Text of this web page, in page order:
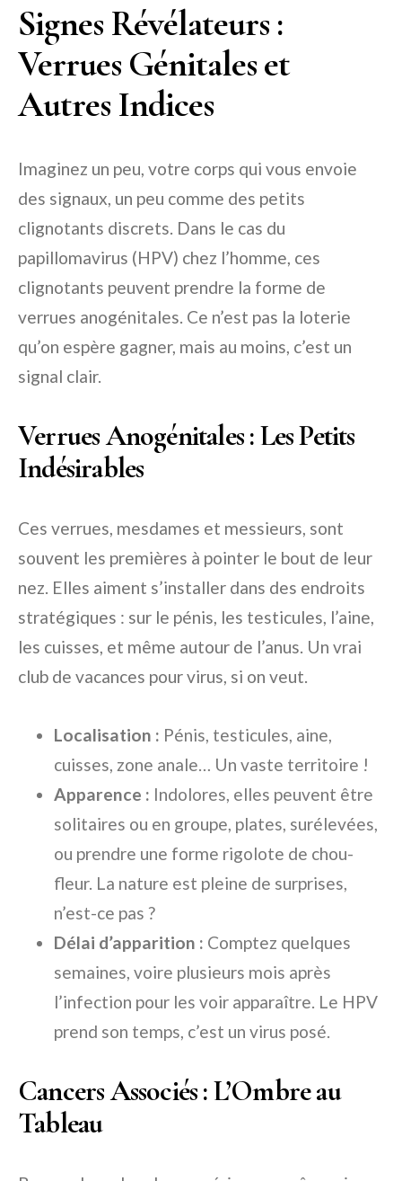
Signes Révélateurs :
Verrues Génitales et
Autres Indices
Imaginez un peu, votre corps qui vous envoie
des signaux, un peu comme des petits
clignotants discrets. Dans le cas du
papillomavirus (HPV) chez l’homme, ces
clignotants peuvent prendre la forme de
verrues anogénitales. Ce n’est pas la loterie
qu’on espère gagner, mais au moins, c’est un
signal clair.
Verrues Anogénitales : Les Petits
Indésirables
Ces verrues, mesdames et messieurs, sont
souvent les premières à pointer le bout de leur
nez. Elles aiment s’installer dans des endroits
stratégiques : sur le pénis, les testicules, l’aine,
les cuisses, et même autour de l’anus. Un vrai
club de vacances pour virus, si on veut.
Localisation : Pénis, testicules, aine,
cuisses, zone anale… Un vaste territoire !
Apparence : Indolores, elles peuvent être
solitaires ou en groupe, plates, surélevées,
ou prendre une forme rigolote de chou-
fleur. La nature est pleine de surprises,
n’est-ce pas ?
Délai d’apparition : Comptez quelques
semaines, voire plusieurs mois après
l’infection pour les voir apparaître. Le HPV
prend son temps, c’est un virus posé.
Cancers Associés : L’Ombre au
Tableau